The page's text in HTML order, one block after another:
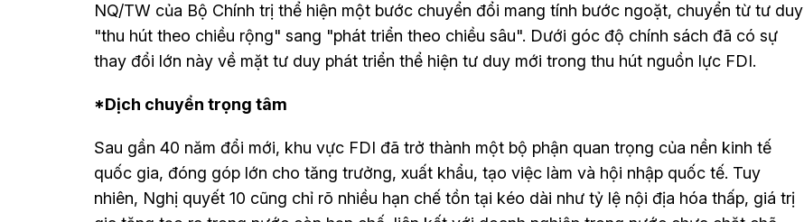
NQ/TW của Bộ Chính trị thể hiện một bước chuyển đổi mang tính bước ngoặt, chuyển từ tư duy
"thu hút theo chiều rộng" sang "phát triển theo chiều sâu". Dưới góc độ chính sách đã có sự
thay đổi lớn này về mặt tư duy phát triển thể hiện tư duy mới trong thu hút nguồn lực FDI.
*Dịch chuyển trọng tâm
Sau gần 40 năm đổi mới, khu vực FDI đã trở thành một bộ phận quan trọng của nền kinh tế
quốc gia, đóng góp lớn cho tăng trưởng, xuất khẩu, tạo việc làm và hội nhập quốc tế. Tuy
nhiên, Nghị quyết 10 cũng chỉ rõ nhiều hạn chế tồn tại kéo dài như tỷ lệ nội địa hóa thấp, giá trị